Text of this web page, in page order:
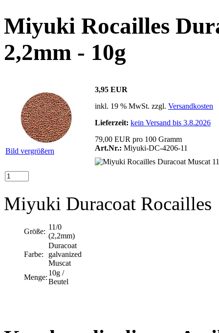
Miyuki Rocailles
2,2mm - 10g
Bild vergrößern
3,95 EUR
inkl. 19 % MwSt. zzgl. Versandkosten
Lieferzeit: kein Versand bis 3.8.2026
79,00 EUR pro 100 Gramm
Art.Nr.: Miyuki-DC-4206-11
Miyuki Duracoat Rocailles
Größe:
11/0
(2,2mm)
Farbe:
Duracoat
galvanized
Muscat
Menge:
10g /
Beutel